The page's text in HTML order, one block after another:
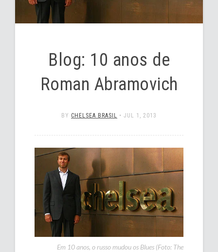
Blog: 10 anos de
Roman Abramovich
BY CHELSEA BRASIL • JUL 1, 2013
Em 10 anos, o russo mudou os Blues (Foto: The